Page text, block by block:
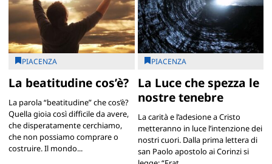
PIACENZA
La beatitudine cos’è?
La parola “beatitudine” che cos’è?
Quella gioia così difficile da avere,
che disperatamente cerchiamo,
che non possiamo comprare o
costruire. Il mondo...
PIACENZA
La Luce che spezza le
nostre tenebre
La carità e l’adesione a Cristo
metteranno in luce l’intenzione dei
nostri cuori. Dalla prima lettera di
san Paolo apostolo ai Corinzi si